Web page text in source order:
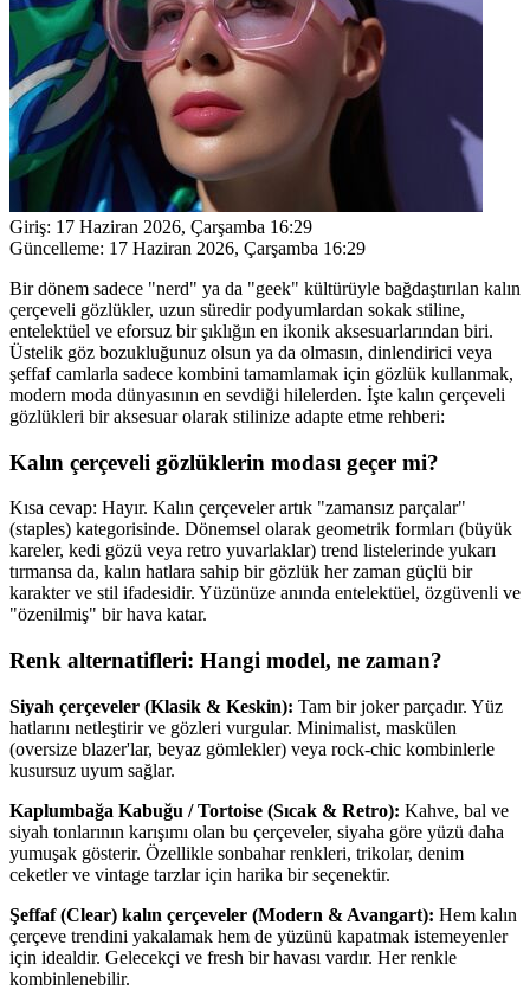
Giriş: 17 Haziran 2026, Çarşamba 16:29
Güncelleme: 17 Haziran 2026, Çarşamba 16:29
Bir dönem sadece "nerd" ya da "geek" kültürüyle bağdaştırılan kalın
çerçeveli gözlükler, uzun süredir podyumlardan sokak stiline,
entelektüel ve eforsuz bir şıklığın en ikonik aksesuarlarından biri.
Üstelik göz bozukluğunuz olsun ya da olmasın, dinlendirici veya
şeffaf camlarla sadece kombini tamamlamak için gözlük kullanmak,
modern moda dünyasının en sevdiği hilelerden. İşte kalın çerçeveli
gözlükleri bir aksesuar olarak stilinize adapte etme rehberi:
Kalın çerçeveli gözlüklerin modası geçer mi?
Kısa cevap: Hayır. Kalın çerçeveler artık "zamansız parçalar"
(staples) kategorisinde. Dönemsel olarak geometrik formları (büyük
kareler, kedi gözü veya retro yuvarlaklar) trend listelerinde yukarı
tırmansa da, kalın hatlara sahip bir gözlük her zaman güçlü bir
karakter ve stil ifadesidir. Yüzünüze anında entelektüel, özgüvenli ve
"özenilmiş" bir hava katar.
Renk alternatifleri: Hangi model, ne zaman?
Siyah çerçeveler (Klasik & Keskin): Tam bir joker parçadır. Yüz
hatlarını netleştirir ve gözleri vurgular. Minimalist, maskülen
(oversize blazer'lar, beyaz gömlekler) veya rock-chic kombinlerle
kusursuz uyum sağlar.
Kaplumbağa Kabuğu / Tortoise (Sıcak & Retro): Kahve, bal ve
siyah tonlarının karışımı olan bu çerçeveler, siyaha göre yüzü daha
yumuşak gösterir. Özellikle sonbahar renkleri, trikolar, denim
ceketler ve vintage tarzlar için harika bir seçenektir.
Şeffaf (Clear) kalın çerçeveler (Modern & Avangart): Hem kalın
çerçeve trendini yakalamak hem de yüzünü kapatmak istemeyenler
için idealdir. Gelecekçi ve fresh bir havası vardır. Her renkle
kombinlenebilir.